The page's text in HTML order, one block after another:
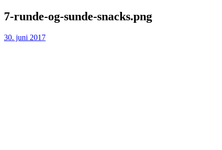
Skip
to
7-runde-og-sunde-snacks.png
30. juni 2017